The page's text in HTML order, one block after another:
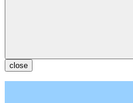
close